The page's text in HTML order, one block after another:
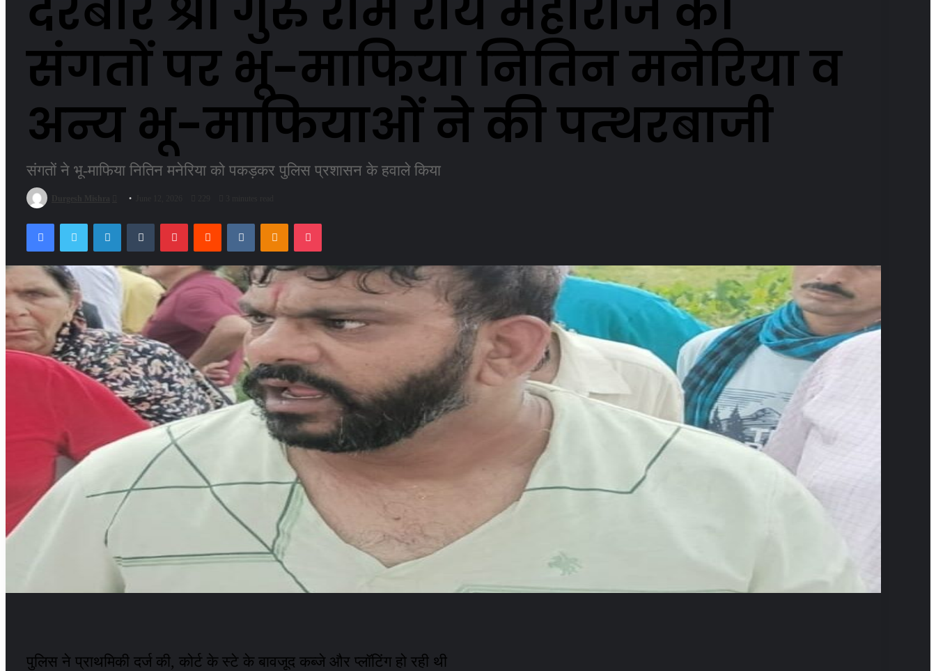
संगतों पर भू-माफिया नितिन मनेरिया व
अन्य भू-माफियाओं ने की पत्थरबाजी
संगतों ने भू-माफिया नितिन मनेरिया को पकड़कर पुलिस प्रशासन के हवाले किया
Send
FacebookTwitter LinkedInTumblrPinterestReddit VKontakteOdnoklassniki
Pocket
पुलिस ने प्राथमिकी दर्ज की, कोर्ट के स्टे के बावजूद कब्जे और प्लॉटिंग हो रही थी